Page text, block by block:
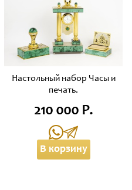
Настольный набор Часы и
печать.
210 000 Р.
В корзину